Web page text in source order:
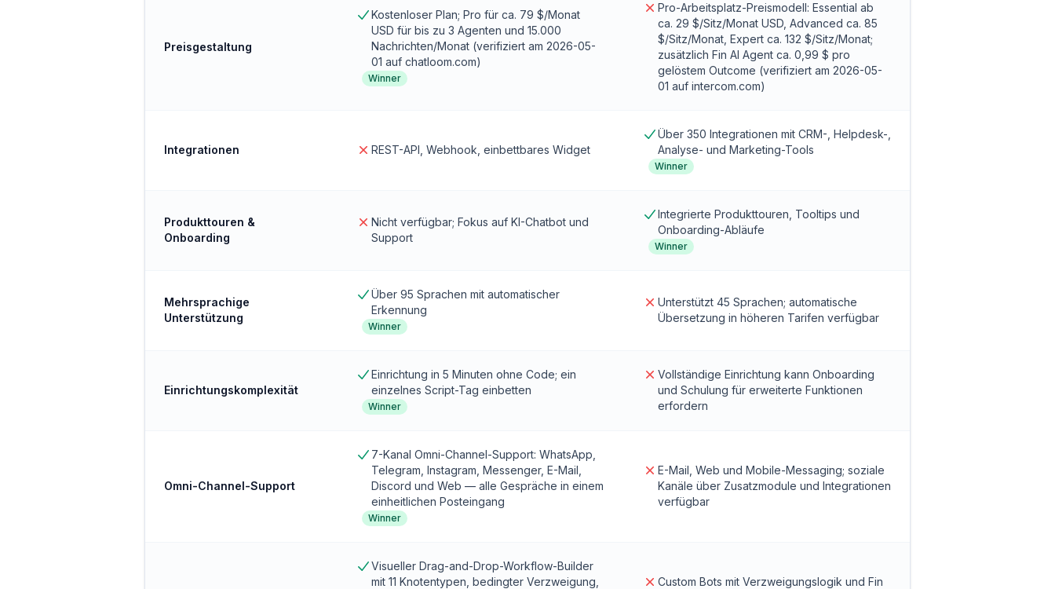
Preisgestaltung
Kostenloser Plan; Pro für ca. 79 $/Monat
USD für bis zu 3 Agenten und 15.000
Nachrichten/Monat (verifiziert am 2026-05-
01 auf chatloom.com)
Winner
Pro-Arbeitsplatz-Preismodell: Essential ab
ca. 29 $/Sitz/Monat USD, Advanced ca. 85
$/Sitz/Monat, Expert ca. 132 $/Sitz/Monat;
zusätzlich Fin AI Agent ca. 0,99 $ pro
gelöstem Outcome (verifiziert am 2026-05-
01 auf intercom.com)
Integrationen REST-API, Webhook, einbettbares Widget
Über 350 Integrationen mit CRM-, Helpdesk-,
Analyse- und Marketing-Tools
Winner
Produkttouren &
Onboarding
Nicht verfügbar; Fokus auf KI-Chatbot und
Support
Integrierte Produkttouren, Tooltips und
Onboarding-Abläufe
Winner
Mehrsprachige
Unterstützung
Über 95 Sprachen mit automatischer
Erkennung
Winner
Unterstützt 45 Sprachen; automatische
Übersetzung in höheren Tarifen verfügbar
Einrichtungskomplexität
Einrichtung in 5 Minuten ohne Code; ein
einzelnes Script-Tag einbetten
Winner
Vollständige Einrichtung kann Onboarding
und Schulung für erweiterte Funktionen
erfordern
Omni-Channel-Support
7-Kanal Omni-Channel-Support: WhatsApp,
Telegram, Instagram, Messenger, E-Mail,
Discord und Web — alle Gespräche in einem
einheitlichen Posteingang
Winner
E-Mail, Web und Mobile-Messaging; soziale
Kanäle über Zusatzmodule und Integrationen
verfügbar
Visueller Drag-and-Drop-Workflow-Builder
mit 11 Knotentypen, bedingter Verzweigung,
Custom Bots mit Verzweigungslogik und Fin